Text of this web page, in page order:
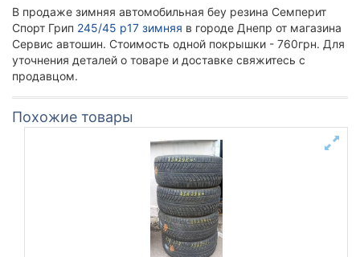
В продаже зимняя автомобильная беу резина Семперит
Спорт Грип 245/45 р17 зимняя в городе Днепр от магазина
Сервис автошин. Стоимость одной покрышки - 760грн. Для
уточнения деталей о товаре и доставке свяжитесь с
продавцом.
Похожие товары